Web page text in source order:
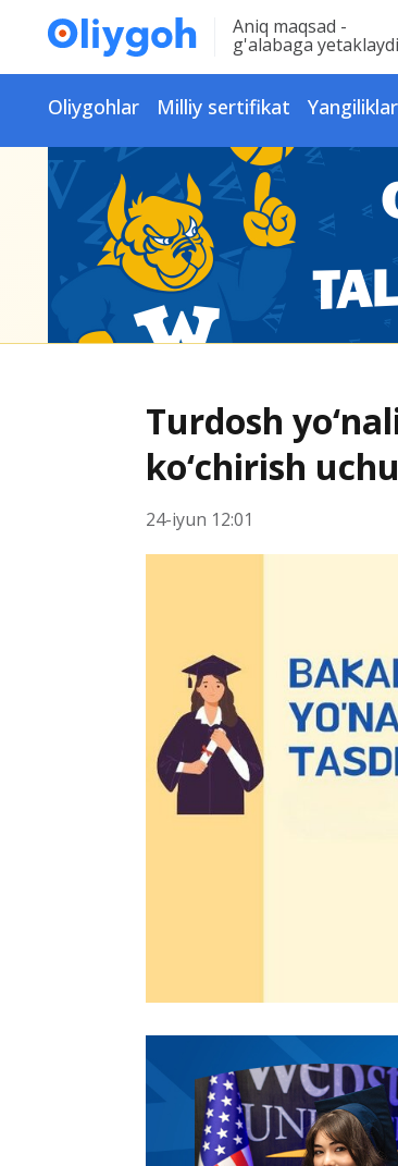
Aniq maqsad -
g'alabaga yetaklaydi
Oliygohlar Milliy sertifikat Yangiliklar
Turdosh
ko‘chirish
24-iyun 12:01